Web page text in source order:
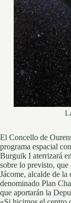
El Concello de
programa espacial
Burguik I aterrizará
sobre lo previsto, que
Jácome, alcalde de
denominado Plan
que aportarán la